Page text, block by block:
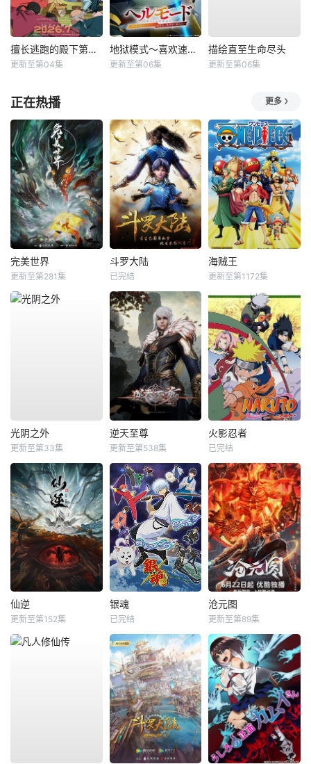
擅长逃跑的殿下第二季
更新至第04集
地狱模式～喜欢速通游戏的玩家在废设定异世界无双～第2季
更新至第06集
描绘直至生命尽头
更新至第06集
正在热播 更多
完美世界
更新至第281集
斗罗大陆
已完结
海贼王
更新至第1172集
光阴之外
更新至第33集
逆天至尊
更新至第538集
火影忍者
已完结
仙逆
更新至第152集
银魂
已完结
沧元图
更新至第89集